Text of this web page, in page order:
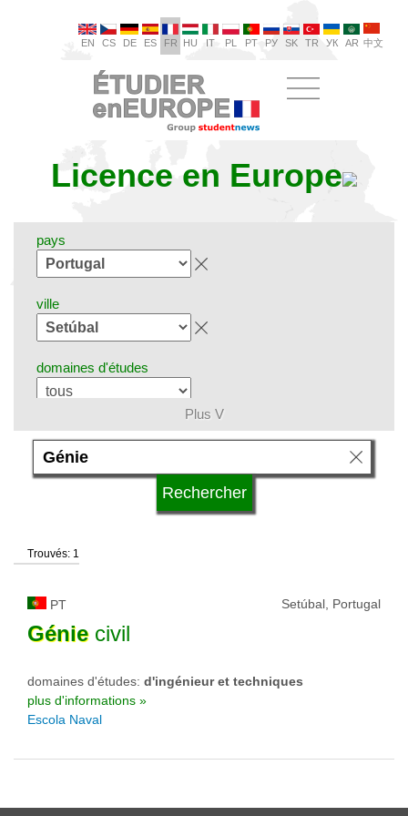
EN CS DE ES FR HU IT PL PT РУ SK TR УК AR 中文
Licence en Europe
pays
ville
domaines d'études
langue
type d'université
statut d'université
Plus V
Trouvés: 1
PT Setúbal, Portugal
Géniecivil
domaines d'études: d'ingénieur et techniques
plus d'informations »
Escola Naval